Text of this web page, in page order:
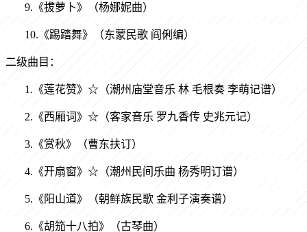
9.《拔萝卜》（杨娜妮曲）
10.《踢踏舞》（东蒙民歌 阎俐编）
二级曲目：
1.《莲花赞》☆（潮州庙堂音乐 林 毛根奏 李萌记谱）
2.《西厢词》☆（客家音乐 罗九香传 史兆元记）
3.《赏秋》（曹东扶订）
4.《开扇窗》☆（潮州民间乐曲 杨秀明订谱）
5.《阳山道》（朝鲜族民歌 金利子演奏谱）
6.《胡笳十八拍》（古琴曲）